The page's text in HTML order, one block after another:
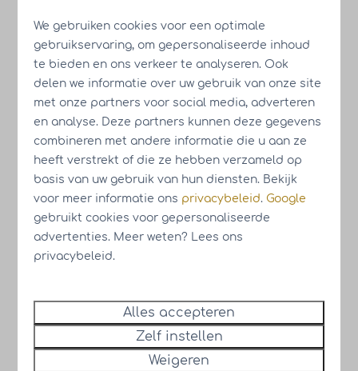
6% gegarandeerd nettorendement
Extra 4% nettorendement over de
Gratis gebruik van alle HUB Resorts
Onbeperkt aantal weken eigen gebruik
per jaar
Krijg alvast een impressie van ons park
We gebruiken cookies voor een optimale
gebruikservaring, om gepersonaliseerde inhoud
te bieden en ons verkeer te analyseren. Ook
delen we informatie over uw gebruik van onze site
met onze partners voor social media, adverteren
en analyse. Deze partners kunnen deze gegevens
combineren met andere informatie die u aan ze
heeft verstrekt of die ze hebben verzameld op
basis van uw gebruik van hun diensten. Bekijk
voor meer informatie ons privacybeleid. Google
gebruikt cookies voor gepersonaliseerde
advertenties. Meer weten? Lees ons
privacybeleid.
Alles accepteren
Zelf instellen
Weigeren